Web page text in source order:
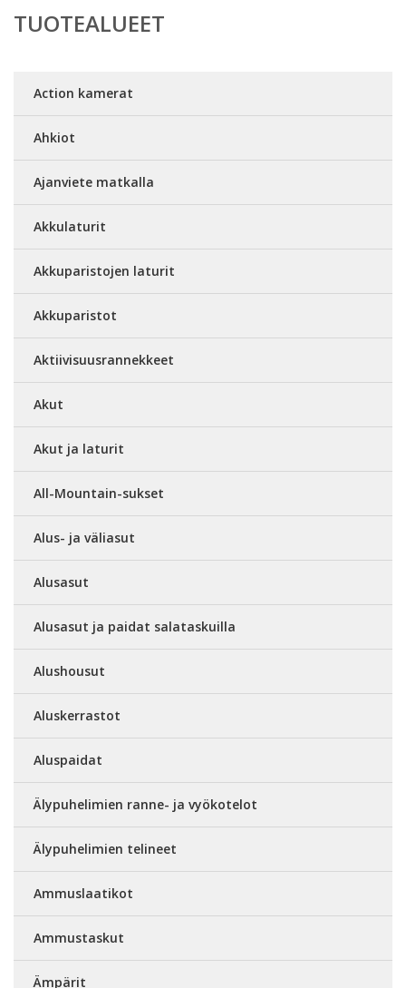
TUOTEALUEET
Action kamerat
Ahkiot
Ajanviete matkalla
Akkulaturit
Akkuparistojen laturit
Akkuparistot
Aktiivisuusrannekkeet
Akut
Akut ja laturit
All-Mountain-sukset
Alus- ja väliasut
Alusasut
Alusasut ja paidat salataskuilla
Alushousut
Aluskerrastot
Aluspaidat
Älypuhelimien ranne- ja vyökotelot
Älypuhelimien telineet
Ammuslaatikot
Ammustaskut
Ämpärit